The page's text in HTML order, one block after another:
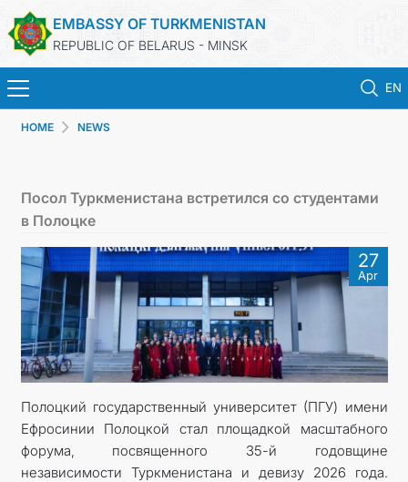
EMBASSY OF TURKMENISTAN
REPUBLIC OF BELARUS - MINSK
EN
CONSULAR SERVICES
MFA
CONTACT US
HOME NEWS
Посол Туркменистана встретился со студентами
в Полоцке
27
Apr
Полоцкий государственный университет (ПГУ) имени
Ефросинии Полоцкой стал площадкой масштабного
форума, посвященного 35-й годовщине
независимости Туркменистана и девизу 2026 года.